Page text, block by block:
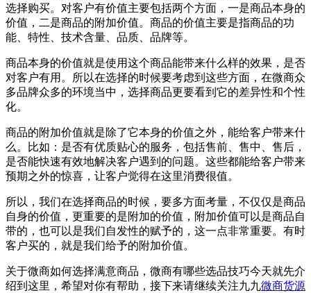
选择购买。对客户有价值主要包括两个方面，一是商品本身的
价值，二是商品的附加价值。商品的价值主要是指商品的功
能、特性、技术含量、品质、品牌等。
商品本身的价值就是使用这个商品能带来什么样的效果，是否
对客户有用。所以在选择的时候要考虑到这些方面，在微商众
多品牌众多的环境当中，选择商品更要看到它的差异性和个性
化。
商品的附加价值就是除了它本身的价值之外，能给客户带来什
么。比如：是否有优质贴心的服务，包括售前、售中、售后，
是否能快速有效地解决客户遇到的问题。这些都能给客户带来
预期之外的惊喜，让客户觉得在这里消费很值。
所以，我们在选择商品的时候，要多方面考量，不仅仅是商品
自身的价值，更重要的是附加的价值，附加价值可以是商品自
带的，也可以是我们自发性的赋予的，这一点非常重要。有时
客户买的，就是我们给予的附加价值。
关于微商如何选择满意商品，微商有哪些选品技巧今天就先介
绍到这里，希望对你有帮助，接下来请继续关注九九微商货源